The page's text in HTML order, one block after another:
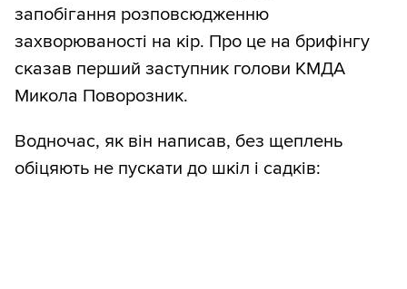
запобігання розповсюдженню
захворюваності на кір. Про це на брифінгу
сказав перший заступник голови КМДА
Микола Поворозник.
Водночас, як він написав, без щеплень
обіцяють не пускати до шкіл і садків: